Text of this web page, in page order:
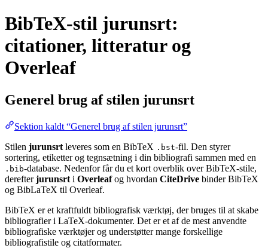
BibTeX-stil jurunsrt:
citationer, litteratur og
Overleaf
Generel brug af stilen jurunsrt
Sektion kaldt “Generel brug af stilen jurunsrt”
Stilen jurunsrt leveres som en BibTeX .bst-fil. Den styrer
sortering, etiketter og tegnsætning i din bibliografi sammen med en
.bib-database. Nedenfor får du et kort overblik over BibTeX-stile,
derefterjurunsrt i Overleafog hvordan CiteDrive binder BibTeX
og BibLaTeX til Overleaf.
BibTeX er et kraftfuldt bibliografisk værktøj, der bruges til at skabe
bibliografier i LaTeX-dokumenter. Det er et af de mest anvendte
bibliografiske værktøjer og understøtter mange forskellige
bibliografistile og citatformater.